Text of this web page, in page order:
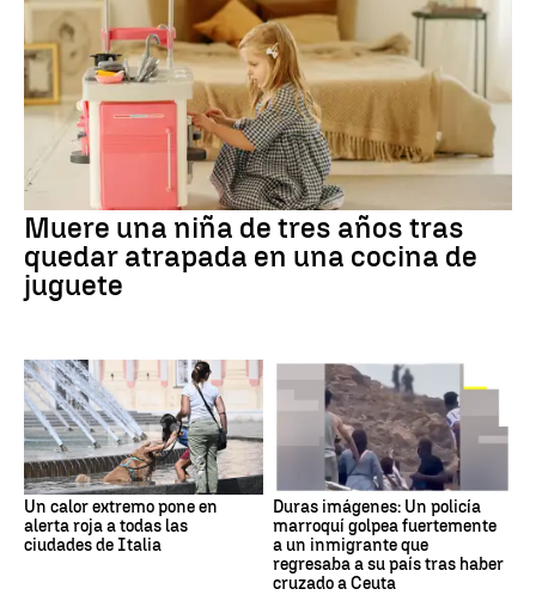
Muere una niña de tres años tras
quedar atrapada en una cocina de
juguete
Un calor extremo pone en
alerta roja a todas las
ciudades de Italia
Duras imágenes: Un policía
marroquí golpea fuertemente
a un inmigrante que
regresaba a su país tras haber
cruzado a Ceuta